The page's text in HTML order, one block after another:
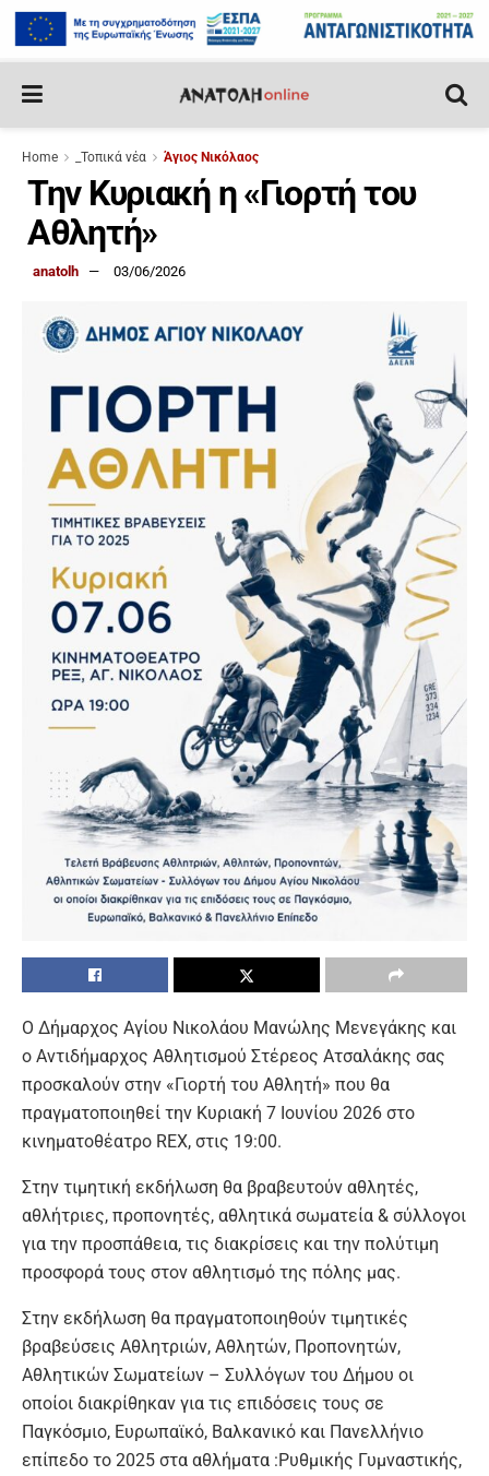
Home _Τοπικά νέα Άγιος Νικόλαος
Την Κυριακή η «Γιορτή του
Αθλητή»
anatolh 03/06/2026
Ο Δήμαρχος Αγίου Νικολάου Μανώλης Μενεγάκης και
ο Αντιδήμαρχος Αθλητισμού Στέρεος Ατσαλάκης σας
προσκαλούν στην «Γιορτή του Αθλητή» που θα
πραγματοποιηθεί την Κυριακή 7 Ιουνίου 2026 στο
κινηματοθέατρο REX, στις 19:00.
Στην τιμητική εκδήλωση θα βραβευτούν αθλητές,
αθλήτριες, προπονητές, αθλητικά σωματεία & σύλλογοι
για την προσπάθεια, τις διακρίσεις και την πολύτιμη
προσφορά τους στον αθλητισμό της πόλης μας.
Στην εκδήλωση θα πραγματοποιηθούν τιμητικές
βραβεύσεις Αθλητριών, Αθλητών, Προπονητών,
Αθλητικών Σωματείων – Συλλόγων του Δήμου οι
οποίοι διακρίθηκαν για τις επιδόσεις τους σε
Παγκόσμιο, Ευρωπαϊκό, Βαλκανικό και Πανελλήνιο
επίπεδο το 2025 στα αθλήματα :Ρυθμικής Γυμναστικής,